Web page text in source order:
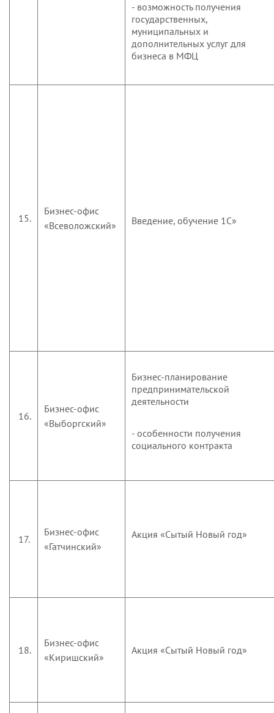
- возможность получения
государственных,
муниципальных и
дополнительных услуг для
бизнеса в МФЦ
15.
Бизнес-офис
«Всеволожский»
Введение, обучение 1С»
16.
Бизнес-офис
«Выборгский»
Бизнес-планирование
предпринимательской
деятельности
- особенности получения
социального контракта
17.
Бизнес-офис
«Гатчинский»
Акция «Сытый Новый год»
18.
Бизнес-офис
«Киришский»
Акция «Сытый Новый год»